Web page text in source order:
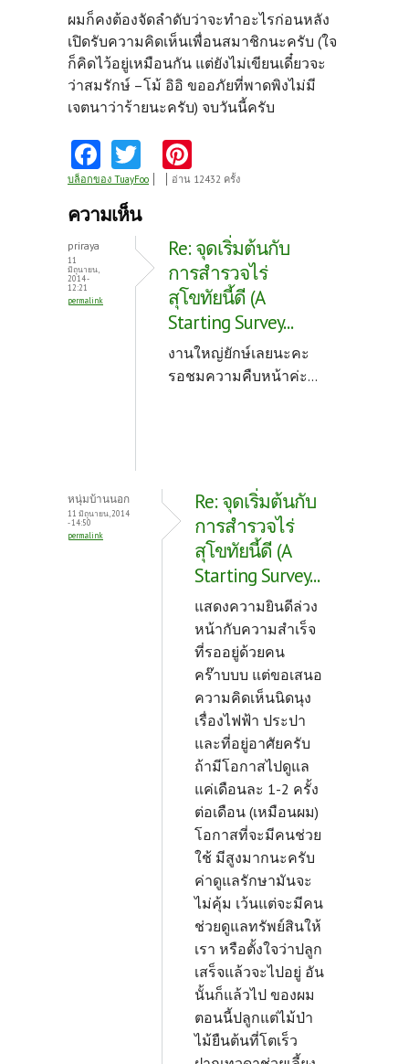
ผมก็คงต้องจัดลำดับว่าจะทำอะไรก่อนหลัง
เปิดรับความคิดเห็นเพื่อนสมาชิกนะครับ (ใจ
ก็คิดไว้อยู่เหมือนกัน แต่ยังไม่เขียนเดี๋ยวจะ
ว่าสมรักษ์ –โม้ อิอิ ขออภัยที่พาดพิงไม่มี
เจตนาว่าร้ายนะครับ) จบวันนี้ครับ
Fa
ce
b
k
w
itt
nt
es
t
บล็อกของ TuayFoo อ่าน 12432 ครั้ง
ความเห็น
priraya
11
มิถุนายน,
2014 -
12:21
permalink
Re: จุดเริ่มต้นกับ
การสำรวจไร่
สุโขทัยนี้ดี (A
Starting Survey...
งานใหญ่ยักษ์เลยนะคะ
รอชมความคืบหน้าค่ะ...
หนุ่มบ้านนอก
11 มิถุนายน, 2014
- 14:50
permalink
Re: จุดเริ่มต้นกับ
การสำรวจไร่
สุโขทัยนี้ดี (A
Starting Survey...
แสดงความยินดีล่วง
หน้ากับความสำเร็จ
ที่รออยู่ด้วยคน
คร๊าบบบ แต่ขอเสนอ
ความคิดเห็นนิดนุง
เรื่องไฟฟ้า ประปา
และที่อยู่อาศัยครับ
ถ้ามีโอกาสไปดูแล
แค่เดือนละ 1-2 ครั้ง
ต่อเดือน (เหมือนผม)
โอกาสที่จะมีคนช่วย
ใช้ มีสูงมากนะครับ
ค่าดูแลรักษามันจะ
ไม่คุ้ม เว้นแต่จะมีคน
ช่วยดูแลทรัพย์สินให้
เรา หรือตั้งใจว่าปลูก
เสร็จแล้วจะไปอยู่ อัน
นั้นก็แล้วไป ของผม
ตอนนี้ปลูกแต่ไม้ป่า
ไม้ยืนต้นที่โตเร็ว